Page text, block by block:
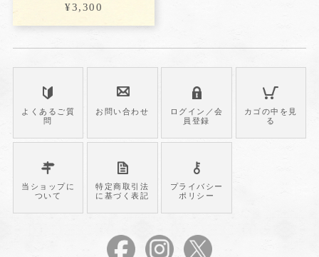
¥3,300
よくあるご質
問
お問い合わせ
ログイン／会
員登録
カゴの中を見
る
当ショップに
ついて
特定商取引法
に基づく表記
プライバシー
ポリシー